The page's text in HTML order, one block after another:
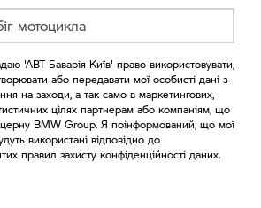
'АВТ Баварія Київ' право використовувати,
або передавати мої особисті дані з
на заходи, а так само в маркетингових,
цілях партнерам або компаніям, що
BMW Group. Я поінформований, що мої
використані відповідно до
правил захисту конфіденційності даних.